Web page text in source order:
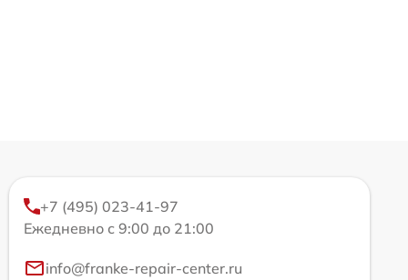
+7 (495) 023-41-97
Ежедневно с 9:00 до 21:00
info@franke-repair-center.ru